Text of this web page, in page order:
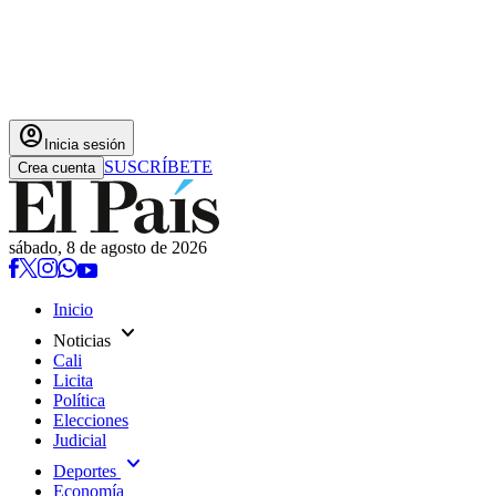
account_circle Inicia sesión
Crea cuenta SUSCRÍBETE
sábado, 8 de agosto de 2026
Inicio
Noticias expand_more
Cali
Licita
Política
Elecciones
Judicial
Deportes expand_more
Economía